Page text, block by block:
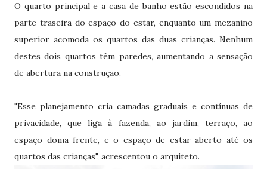
O quarto principal e a casa de banho estão escondidos na
parte traseira do espaço do estar, enquanto um mezanino
superior acomoda os quartos das duas crianças. Nenhum
destes dois quartos têm paredes, aumentando a sensação
de abertura na construção.
"Esse planejamento cria camadas graduais e contínuas de
privacidade, que liga à fazenda, ao jardim, terraço, ao
espaço doma frente, e o espaço de estar aberto até os
quartos das crianças", acrescentou o arquiteto.